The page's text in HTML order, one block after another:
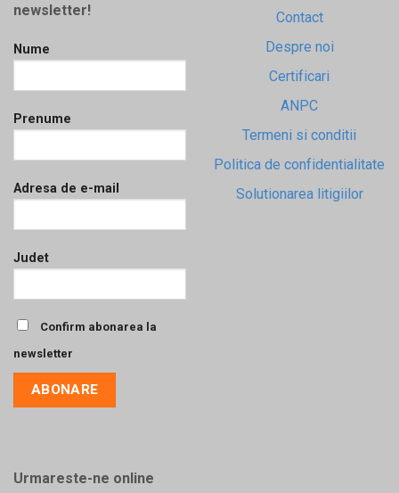
newsletter!
Nume
Prenume
Adresa de e-mail
Judet
Confirm abonarea la
newsletter
Contact
Despre noi
Certificari
ANPC
Termeni si conditii
Politica de confidentialitate
Solutionarea litigiilor
Urmareste-ne online